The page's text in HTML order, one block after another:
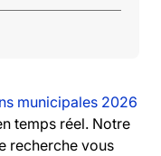
municipales 2026
temps réel. Notre
recherche vous